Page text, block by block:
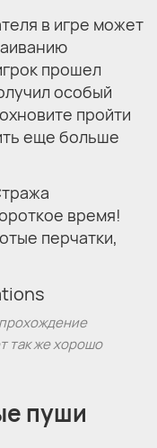
в игре может
прошел
особый
пройти
еще больше
время!
перчатки,
так же хорошо
пуши